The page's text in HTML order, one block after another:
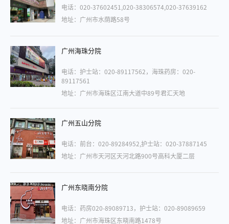
电话：020-37602451,020-38306574,020-37639162
地址：广州市水荫路58号
广州海珠分院
电话：护士站：020-89117562，海珠药房：020-
89117561
地址：广州市海珠区江南大道中89号君汇天地
广州五山分院
电话：前台：020-89284952,护士站：020-37887145
地址：广州市天河区天河北路900号高科大厦二层
广州东晓南分院
电话：药房020-89089713，护士站：020-89089659
地址：广州市海珠区东晓南路1478号